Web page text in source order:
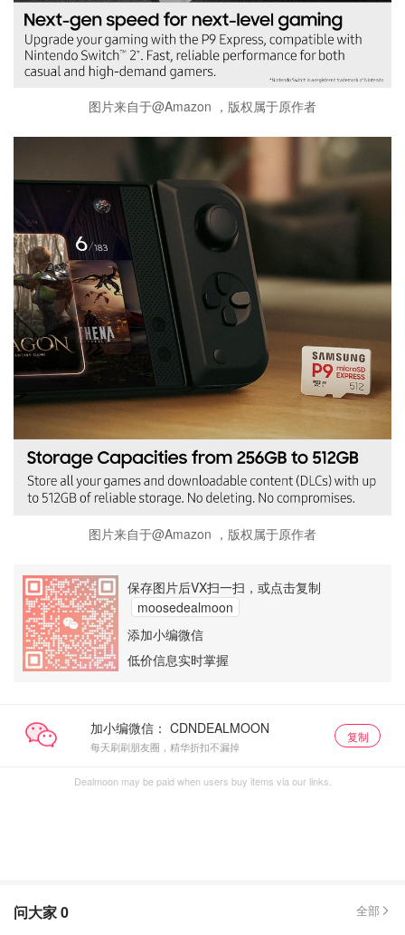
图片来自于@Amazon ，版权属于原作者
图片来自于@Amazon ，版权属于原作者
保存图片后VX扫一扫，或点击复制
moosedealmoon
添加小编微信
低价信息实时掌握
加小编微信：
每天刷刷朋友圈，精华折扣不漏掉
复制
Dealmoon may be paid when users buy items via our links.
问大家0 全部